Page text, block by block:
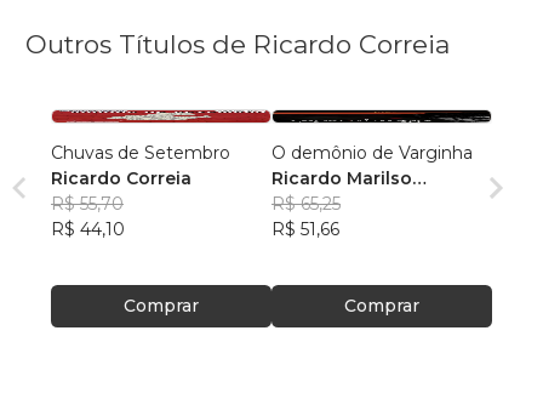
Outros Títulos de Ricardo Correia
Chuvas de Setembro
Ricardo Correia
R$ 55,70
R$ 44,10
Comprar
O demônio de Varginha
Ricardo Marilso
Zamilian Correia
R$ 65,25
R$ 51,66
Comprar